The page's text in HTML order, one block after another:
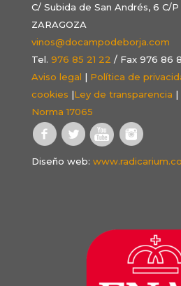
C/ Subida de San Andrés, 6 C/
ZARAGOZA
vinos@docampodeborja.com
Tel. 976 85 21 22 / Fax 976 86
Aviso legal | Política de
cookies |Ley de transparencia |
Norma 17065
Diseño web: